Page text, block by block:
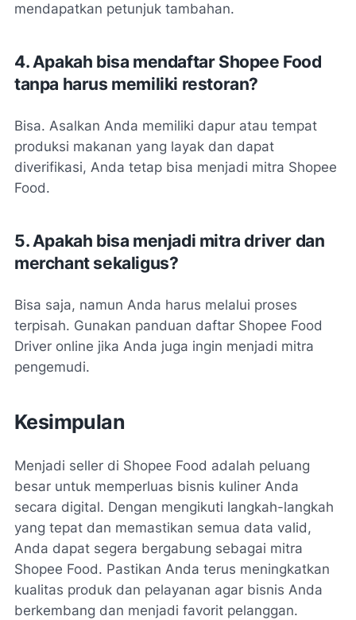
mendapatkan petunjuk tambahan.
4. Apakah bisa mendaftar Shopee Food
tanpa harus memiliki restoran?
Bisa. Asalkan Anda memiliki dapur atau tempat
produksi makanan yang layak dan dapat
diverifikasi, Anda tetap bisa menjadi mitra Shopee
Food.
5. Apakah bisa menjadi mitra driver dan
merchant sekaligus?
Bisa saja, namun Anda harus melalui proses
terpisah. Gunakan panduan daftar Shopee Food
Driver online jika Anda juga ingin menjadi mitra
pengemudi.
Kesimpulan
Menjadi seller di Shopee Food adalah peluang
besar untuk memperluas bisnis kuliner Anda
secara digital. Dengan mengikuti langkah-langkah
yang tepat dan memastikan semua data valid,
Anda dapat segera bergabung sebagai mitra
Shopee Food. Pastikan Anda terus meningkatkan
kualitas produk dan pelayanan agar bisnis Anda
berkembang dan menjadi favorit pelanggan.